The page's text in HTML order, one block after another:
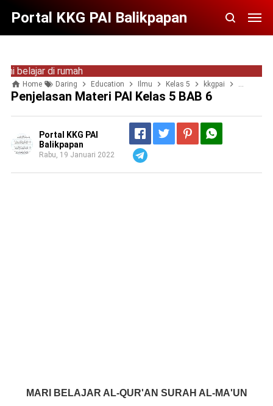
Portal KKG PAI Balikpapan
di rumah
Home Daring Education Ilmu Kelas 5 kkgpai materi PAI
Penjelasan Materi PAI Kelas 5 BAB 6
Portal KKG PAI
Balikpapan
Rabu, 19 Januari 2022
MARI BELAJAR AL-QUR'AN SURAH AL-MA'UN